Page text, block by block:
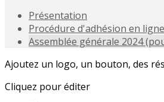
Présentation
Procédure d'adhésion en
Assemblée générale 2024
Ajoutez un logo, un bouton, des
Cliquez pour éditer